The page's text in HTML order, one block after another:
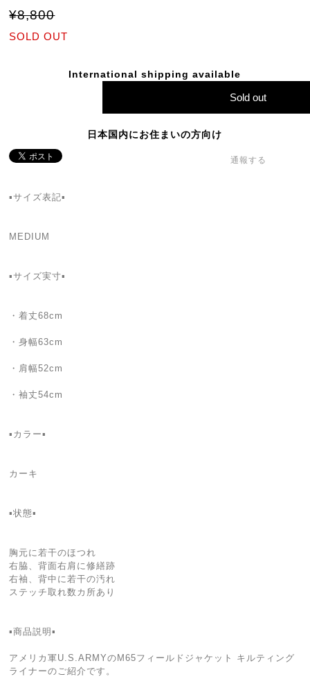
¥8,800
SOLD OUT
International shipping available
Sold out
日本国内にお住まいの方向け
通報する
▪️サイズ表記▪️
MEDIUM
▪️サイズ実寸▪️
・着丈68cm
・身幅63cm
・肩幅52cm
・袖丈54cm
▪️カラー▪️
カーキ
▪️状態▪️
胸元に若干のほつれ
右脇、背面右肩に修繕跡
右袖、背中に若干の汚れ
ステッチ取れ数カ所あり
▪️商品説明▪️
アメリカ軍U.S.ARMYのM65フィールドジャケット キルティング
ライナーのご紹介です。